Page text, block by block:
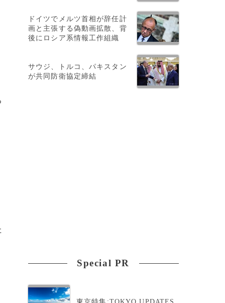
ドイツでメルツ首相が辞任計
画と主張する偽動画拡散、背
後にロシア系情報工作組織
サウジ、トルコ、パキスタン
が共同防衛協定締結
Special PR
東京特集:TOKYO UPDATES